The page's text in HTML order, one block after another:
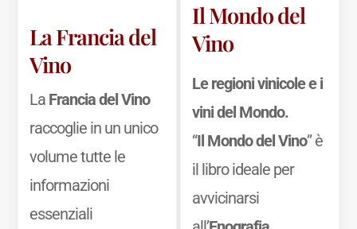
La Francia del
Vino
La Francia del Vino
raccoglie in un unico
volume tutte le
informazioni
essenziali
Il Mondo del
Vino
Le regioni vinicole e i
vini del Mondo.
“Il Mondo del Vino” è
il libro ideale per
avvicinarsi